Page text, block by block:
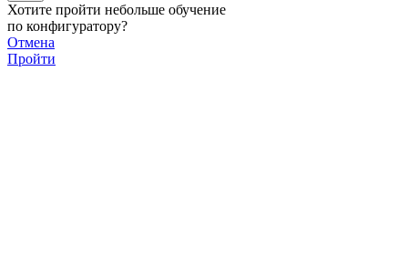
Хотите пройти небольше обучение
по конфигуратору?
Отмена
Пройти